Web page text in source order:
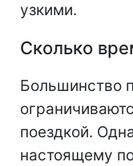
узкими.
Сколько
Большинство
поездкой.
настоящему